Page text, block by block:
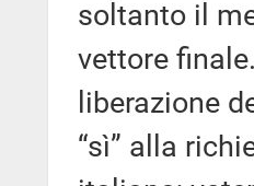
soltanto il
vettore
liberazione
“sì” alla